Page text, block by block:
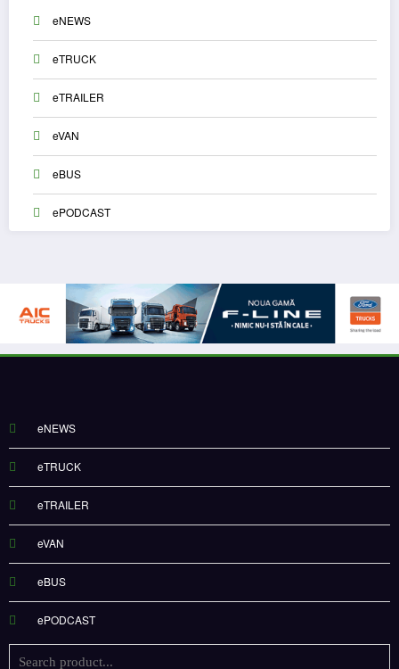
eNEWS
eTRUCK
eTRAILER
eVAN
eBUS
ePODCAST
eNEWS
eTRUCK
eTRAILER
eVAN
eBUS
ePODCAST